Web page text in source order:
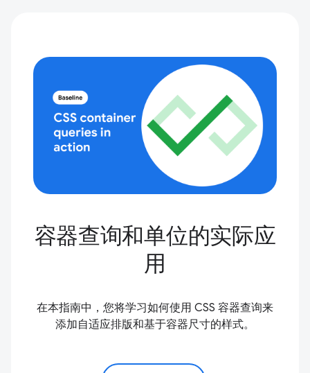
容器查询和单位的实际应
用
在本指南中，您将学习如何使用 CSS 容器查询来
添加自适应排版和基于容器尺寸的样式。